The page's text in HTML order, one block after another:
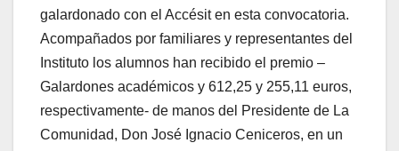
galardonado con el Accésit en esta convocatoria.
Acompañados por familiares y representantes del
Instituto los alumnos han recibido el premio –
Galardones académicos y 612,25 y 255,11 euros,
respectivamente- de manos del Presidente de La
Comunidad, Don José Ignacio Ceniceros, en un